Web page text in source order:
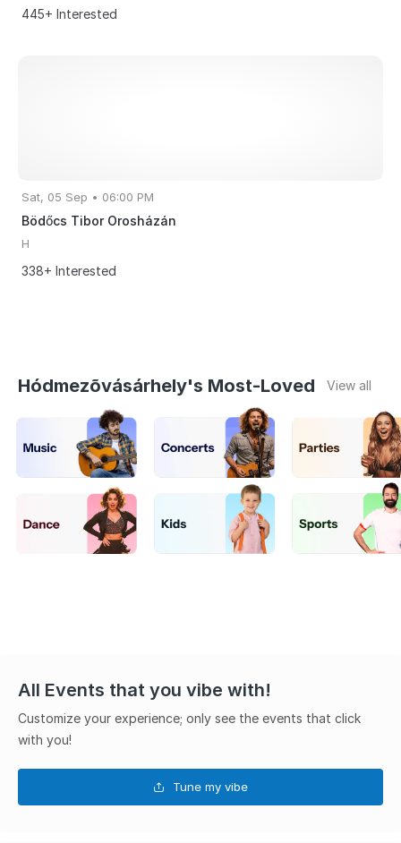
445+ Interested
Sat, 05 Sep • 06:00 PM
Bödőcs Tibor Orosházán
H
338+ Interested
Hódmezõvásárhely's Most-Loved View all
All Events that you vibe with!
Customize your experience; only see the events that click
with you!
Tune my vibe